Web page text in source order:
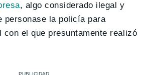
, algo considerado ilegal y
personase la policía para
con el que presuntamente realizó